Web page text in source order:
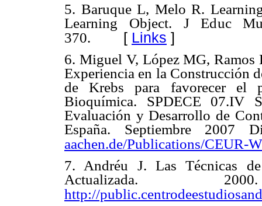
5. Baruque L, Melo R.
Learning Object. J Educ
370. [ Links ]
6. Miguel V, López MG,
Experiencia en la Construcción
de Krebs para favorecer el
Bioquímica. SPDECE 07.IV
Evaluación y Desarrollo de
España. Septiembre 2007
aachen.de/Publications/CEUR-
7. Andréu J. Las Técnicas
Actualizada.
http://